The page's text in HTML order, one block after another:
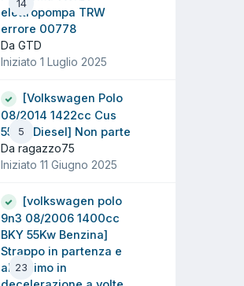
14
elettropompa TRW
errore 00778
Da GTD
Iniziato 1 Luglio 2025
5
[Volkswagen Polo
08/2014 1422cc Cus
55Kw Diesel] Non parte
Da ragazzo75
Iniziato 11 Giugno 2025
23
[volkswagen polo
9n3 08/2006 1400cc
BKY 55Kw Benzina]
Strappo in partenza e
al minimo in